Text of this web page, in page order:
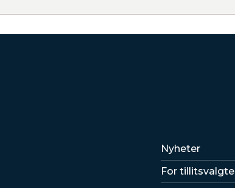
Lenker
Nyheter
For tillitsvalgte